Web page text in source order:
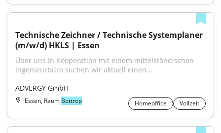
Technische Zeichner / Technische Systemplaner
(m/w/d) HKLS | Essen
Über uns In Kooperation mit einem mittelständischen
Ingenieurbüro suchen wir aktuell einen...
ADVERGY GmbH
Essen, Raum Bottrop Homeoffice Vollzeit